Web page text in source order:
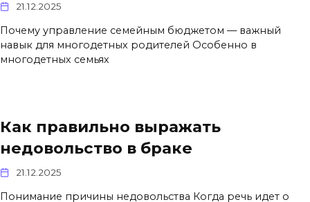
21.12.2025
Почему управление семейным бюджетом — важный
навык для многодетных родителей Особенно в
многодетных семьях
Как правильно выражать
недовольство в браке
21.12.2025
Понимание причины недовольства Когда речь идет о